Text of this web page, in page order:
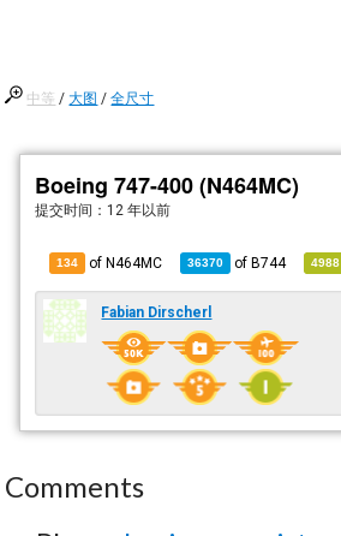
中等 /大图 /全尺寸
Boeing 747-400 (N464MC)
提交时间： 12 年以前
134 of N464MC 36370 ofB744 4988
Fabian Dirscherl
Comments